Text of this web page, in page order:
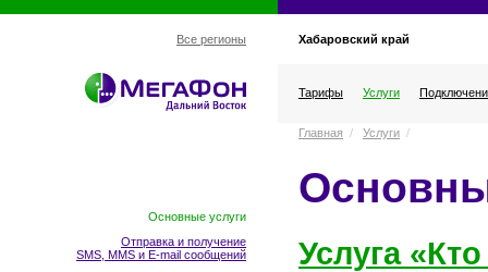
Все регионы Хабаровский край
Тарифы Услуги
Основные услуги
Отправка и получение
SMS, MMS и E-mail сообщений
Главная / Услуги /
Услуга